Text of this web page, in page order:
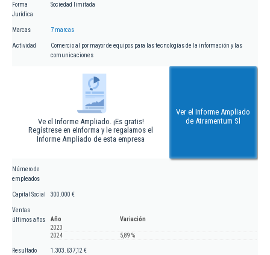
Forma
Jurídica
Sociedad limitada
Marcas 7 marcas
Actividad
Comercio al por mayor de equipos para las tecnologías de la información y las
comunicaciones
Ve el Informe Ampliado. ¡Es gratis!
Regístrese en eInforma y le regalamos el
Informe Ampliado de esta empresa
Ver el Informe Ampliado
de Atramentum Sl
Número de
empleados
Capital Social 300.000 €
Ventas
últimos años
Año
Variación
2023
2024
5,89 %
Resultado
1.303.637,12 €